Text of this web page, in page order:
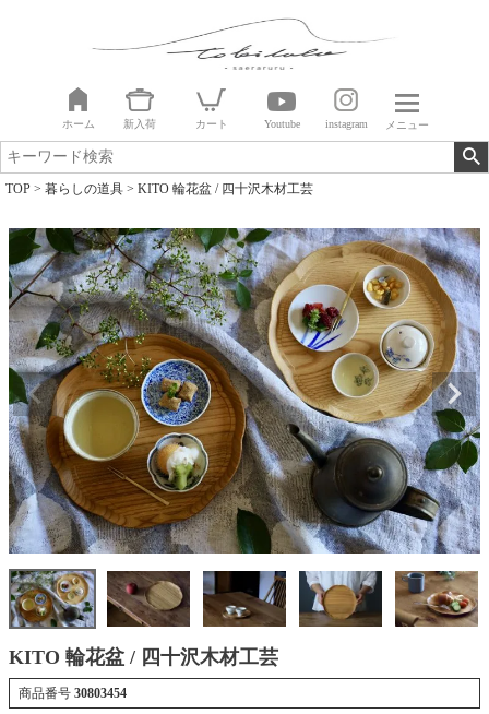
ホーム 新入荷 カート Youtube instagram メニュー
TOP 暮らしの道具 KITO 輪花盆 / 四十沢木材工芸
KITO 輪花盆 / 四十沢木材工芸
商品番号 30803454